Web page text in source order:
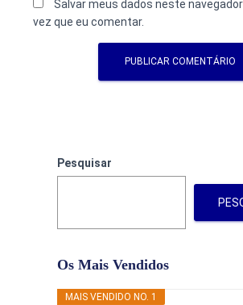
Salvar meus dados neste
vez que eu comentar.
Pesquisar
Os Mais Vendidos
MAIS VENDIDO NO. 1